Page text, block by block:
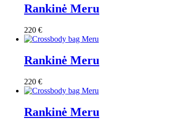
Rankinė Meru
220 €
Rankinė Meru
220 €
Rankinė Meru